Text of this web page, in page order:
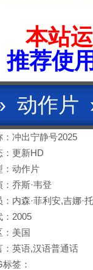
本站
推荐使
动作片
：冲出宁静号2025
：更新HD
：动作片
：乔斯·韦登
：内森·菲利安,吉娜·
：2005
：美国
：英语,汉语普通话
签：